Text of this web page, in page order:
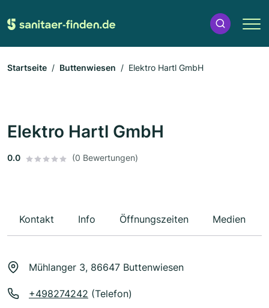
Startseite Buttenwiesen Elektro Hartl GmbH
Elektro Hartl GmbH
0.0 (0 Bewertungen)
Kontakt Info Öffnungszeiten Medien
Mühlanger 3, 86647 Buttenwiesen
+498274242 (Telefon)